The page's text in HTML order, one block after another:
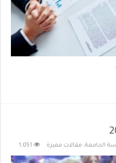
الجامعة, مقالات مميزة 1,051